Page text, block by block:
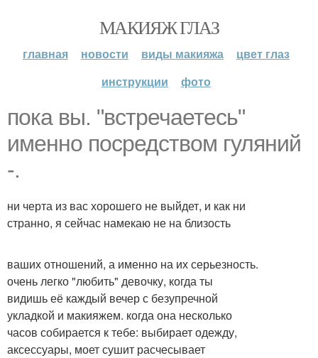
МАКИЯЖ ГЛАЗ
главная новости виды макияжа
цвет глаз
инструкции
фото
пока вы. "встречаетесь"
именно посредством гуляний
-.
ни черта из вас хорошего не выйдет, и как ни
странно, я сейчас намекаю не на близость
ваших отношений, а именно на их серьезность.
очень легко "любить" девочку, когда ты
видишь её каждый вечер с безупречной
укладкой и макияжем. когда она несколько
часов собирается к тебе: выбирает одежду,
аксессуары, моет сушит расчесывает